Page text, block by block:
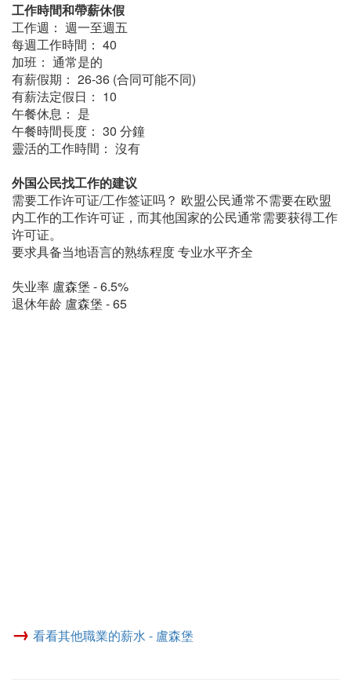
工作時間和帶薪休假
工作週： 週一至週五
每週工作時間： 40
加班： 通常是的
有薪假期： 26-36 (合同可能不同)
有薪法定假日： 10
午餐休息： 是
午餐時間長度： 30 分鐘
靈活的工作時間： 沒有
外国公民找工作的建议
需要工作许可证/工作签证吗？ 欧盟公民通常不需要在欧盟
内工作的工作许可证，而其他国家的公民通常需要获得工作
许可证。
要求具备当地语言的熟练程度 专业水平齐全
失业率 盧森堡 - 6.5%
退休年龄 盧森堡 - 65
→ 看看其他職業的薪水 - 盧森堡